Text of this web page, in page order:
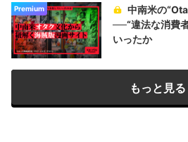
Premium
中南米の
──“違法な消費
いったか
もっと見る